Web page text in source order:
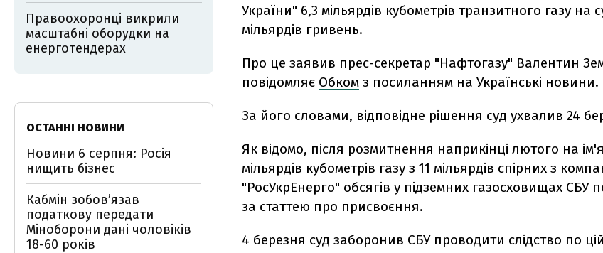
України" 6,3 мільярдів кубометрів транзитного газу на
мільярдів гривень.
Про це заявив прес-секретар "Нафтогазу" Валентин
повідомляє Обком з посиланням на Українські новини.
За його словами, відповідне рішення суд ухвалив 24
Як відомо, після розмитнення наприкінці лютого на
мільярдів кубометрів газу з 11 мільярдів спірних з
"РосУкрЕнерго" обсягів у підземних газосховищах СБУ
за статтею про присвоєння.
4 березня суд заборонив СБУ проводити слідство по
Правоохоронці викрили
масштабні оборудки на
енерготендерах
ОСТАННІ НОВИНИ
Новини 6 серпня: Росія
нищить бізнес
Кабмін зобовʼязав
податкову передати
Міноборони дані чоловіків
18-60 років